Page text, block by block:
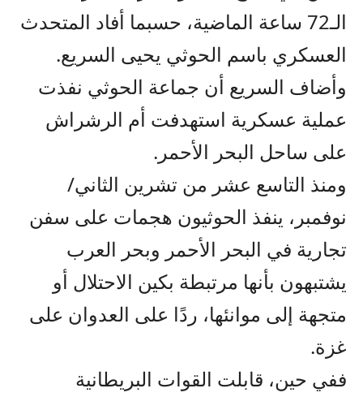
الـ72 ساعة الماضية، حسبما أفاد المتحدث
العسكري باسم الحوثي يحيى السريع.
وأضاف السريع أن جماعة الحوثي نفذت
عملية عسكرية استهدفت أم الرشراش
على ساحل البحر الأحمر.
ومنذ التاسع عشر من تشرين الثاني/
نوفمبر، ينفذ الحوثيون هجمات على سفن
تجارية في البحر الأحمر وبحر العرب
يشتبهون بأنها مرتبطة بكين الاحتلال أو
متجهة إلى موانئها، ردًا على العدوان على
غزة.
ففي حين، قابلت القوات البريطانية